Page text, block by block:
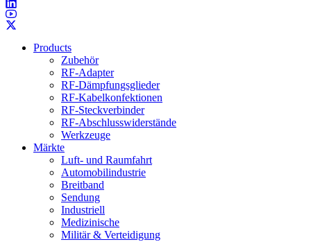
Products
Zubehör
RF-Adapter
RF-Dämpfungsglieder
RF-Kabelkonfektionen
RF-Steckverbinder
RF-Abschlusswiderstände
Werkzeuge
Märkte
Luft- und Raumfahrt
Automobilindustrie
Breitband
Sendung
Industriell
Medizinische
Militär & Verteidigung